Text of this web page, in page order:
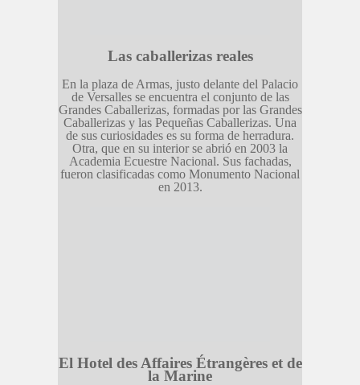
Las caballerizas reales
En la plaza de Armas, justo delante del Palacio
de Versalles se encuentra el conjunto de las
Grandes Caballerizas, formadas por las Grandes
Caballerizas y las Pequeñas Caballerizas. Una
de sus curiosidades es su forma de herradura.
Otra, que en su interior se abrió en 2003 la
Academia Ecuestre Nacional. Sus fachadas,
fueron clasificadas como Monumento Nacional
en 2013.
El Hotel des Affaires Étrangères et de
la Marine